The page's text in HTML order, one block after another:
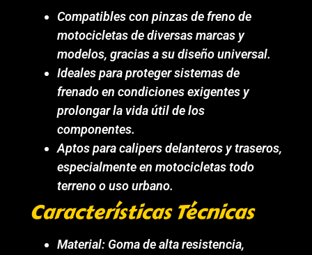
Compatibles con pinzas de freno de
motocicletas de diversas marcas y
modelos, gracias a su diseño universal.
Ideales para proteger sistemas de
frenado en condiciones exigentes y
prolongar la vida útil de los
componentes.
Aptos para calipers delanteros y traseros,
especialmente en motocicletas todo
terreno o uso urbano.
Características Técnicas
Material: Goma de alta resistencia,